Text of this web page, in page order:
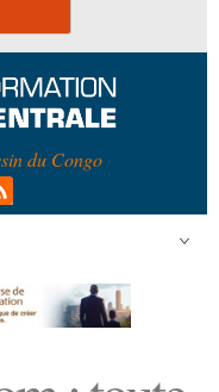
du Congo